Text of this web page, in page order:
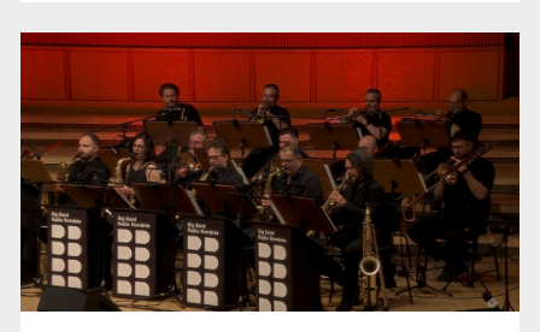
Proiectul legii salarizării unitare a bugetarilor se amână